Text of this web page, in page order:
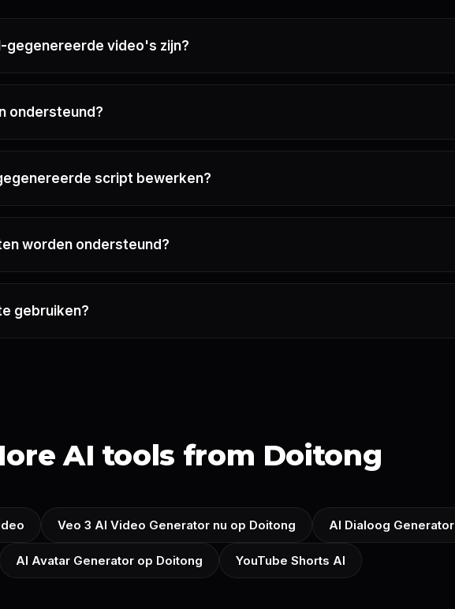
gegenereerde video's zijn?
ondersteund?
script bewerken?
worden ondersteund?
gebruiken?
AI tools from Doitong
Veo 3 AI Video Generator nu op Doitong AI Dialoog Generator
AI Avatar Generator op Doitong YouTube Shorts AI